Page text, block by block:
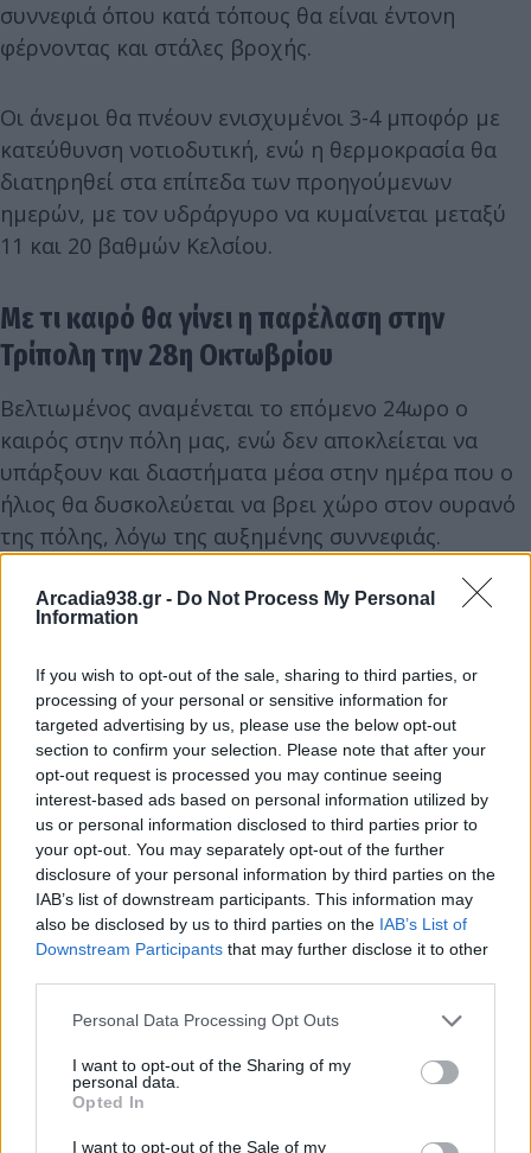
Arcadia938.gr - Do Not Process My Personal
Information
If you wish to opt-out of the sale, sharing to third parties, or
processing of your personal or sensitive information for
targeted advertising by us, please use the below opt-out
section to confirm your selection. Please note that after your
opt-out request is processed you may continue seeing
interest-based ads based on personal information utilized by
us or personal information disclosed to third parties prior to
your opt-out. You may separately opt-out of the further
disclosure of your personal information by third parties on the
IAB’s list of downstream participants. This information may
also be disclosed by us to third parties on the IAB’s List of
Downstream Participants that may further disclose it to other
Personal Data Processing Opt Outs
I want to opt-out of the Sharing of my
personal data.
Opted In
I want to opt-out of the Sale of my
συννεφιά όπου κατά τόπους θα είναι έντονη
φέρνοντας και στάλες βροχής.
Οι άνεμοι θα πνέουν ενισχυμένοι 3-4 μποφόρ με
κατεύθυνση νοτιοδυτική, ενώ η θερμοκρασία θα
διατηρηθεί στα επίπεδα των προηγούμενων
ημερών, με τον υδράργυρο να κυμαίνεται μεταξύ
11 και 20 βαθμών Κελσίου.
Με τι καιρό θα γίνει η παρέλαση στην
Τρίπολη την 28η Οκτωβρίου
Βελτιωμένος αναμένεται το επόμενο 24ωρο ο
καιρός στην πόλη μας, ενώ δεν αποκλείεται να
υπάρξουν και διαστήματα μέσα στην ημέρα που ο
ήλιος θα δυσκολεύεται να βρει χώρο στον ουρανό
της πόλης, λόγω της αυξημένης συννεφιάς.
Η θερμοκρασία δεν αναμένεται να σημειώσει
αναμένονται αυξημένες νεφώσεις με τοπικές
βροχές μέχρι το απόγευμα. Στην υπόλοιπη χώρα
λίγες νεφώσεις κατά τόπους αυξημένες κυρίως στο